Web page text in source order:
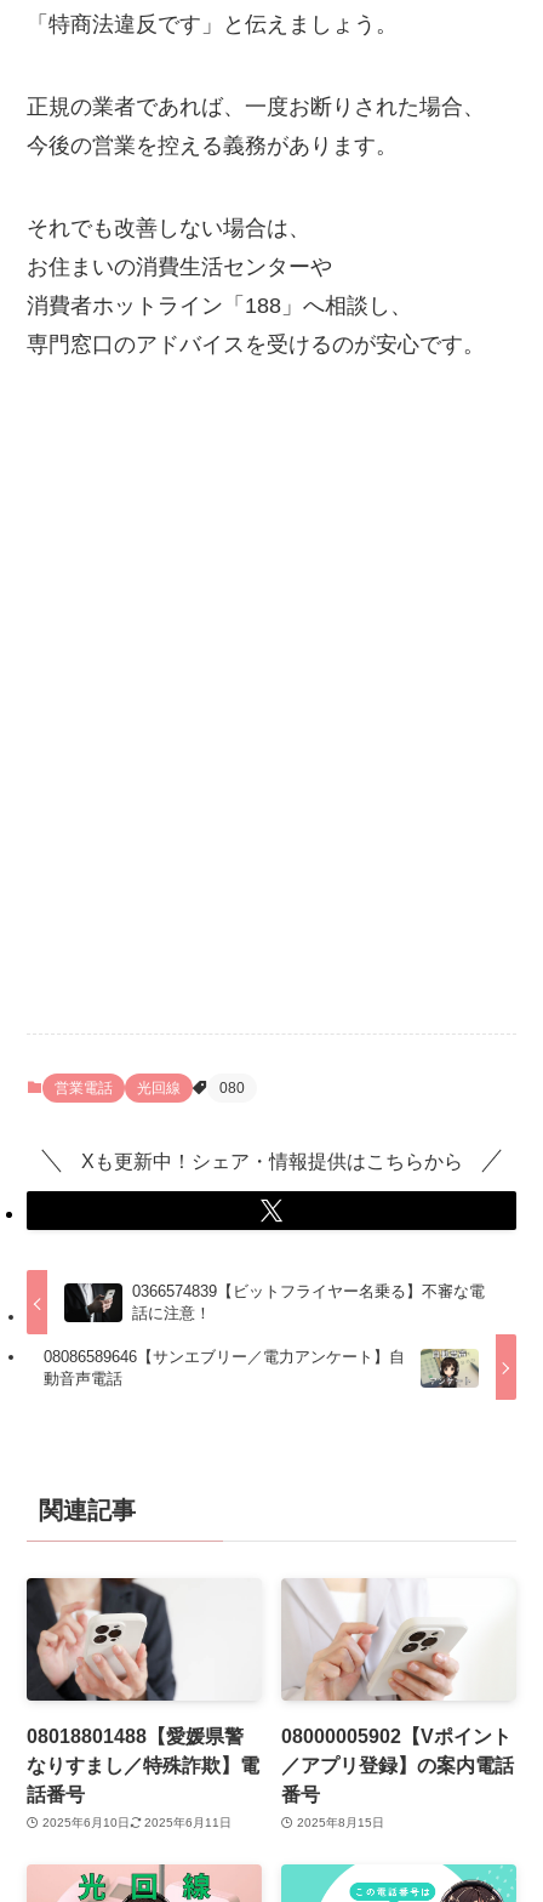
「特商法違反です」と伝えましょう。
正規の業者であれば、一度お断りされた場合、
今後の営業を控える義務があります。
それでも改善しない場合は、
お住まいの消費生活センターや
消費者ホットライン「188」へ相談し、
専門窓口のアドバイスを受けるのが安心です。
営業電話 光回線 080
Xも更新中！シェア・情報提供はこちらから
0366574839【ビットフライヤー名乗る】不審な電
話に注意！
08086589646【サンエブリー／電力アンケート】自
動音声電話
関連記事
08018801488【愛媛県警
なりすまし／特殊詐欺】電
話番号
2025年6月10日 2025年6月11日
08000005902【Vポイント
／アプリ登録】の案内電話
番号
2025年8月15日